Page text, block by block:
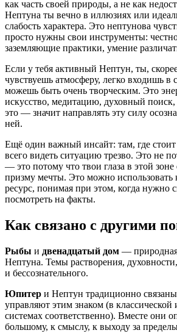
как часть своей природы, а не как
Нептуна ты вечно в иллюзиях или
слабость характера. Это нептунова
просто нужны свои инструменты:
заземляющие практики, умение
Если у тебя активный Нептун, ты,
чувствуешь атмосферу, легко входишь в
можешь быть очень творческим. Это
искусство, медитацию, духовный поиск,
это — значит направлять эту силу
ней.
Ещё один важный инсайт: там, где
всего видеть ситуацию трезво. Это не
— это потому что твои глаза в этой зоне
призму мечты. Это можно использовать
ресурс, понимая при этом, когда нужно
посмотреть на факты.
Как связано с другими
Рыбы и двенадцатый дом —
Нептуна. Темы растворения,
и бессознательного.
Юпитер и Нептун традиционно
управляют этим знаком (в классической
системах соответственно). Вместе они
большому, к смыслу, к выходу за